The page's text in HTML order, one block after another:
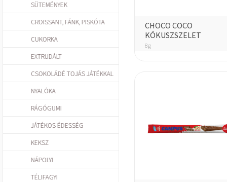
SÜTEMÉNYEK
CROISSANT, FÁNK, PISKÓTA
CUKORKA
EXTRUDÁLT
CSOKOLÁDÉ TOJÁS JÁTÉKKAL
NYALÓKA
RÁGÓGUMI
JÁTÉKOS ÉDESSÉG
KEKSZ
NÁPOLYI
TÉLIFAGYI
CHOCO COCO
KÓKUSZSZELET
8g